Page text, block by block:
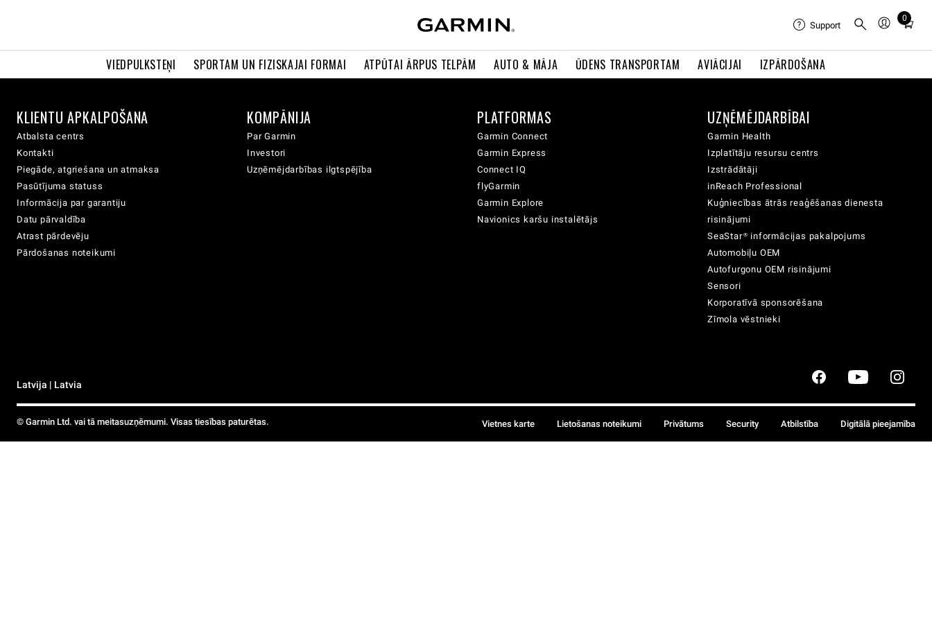
VIEDPULKSTEŅI SPORTAM UN FIZISKAJAI FORMAI ATPŪTAI ĀRPUS TELPĀM AUTO & MĀJA ŪDENS TRANSPORTAM AVIĀCIJAI IZPĀRDOŠANA
Support
0
Total
in
KLIENTU APKALPOŠANA
Atbalsta centrs
Kontakti
Piegāde, atgriešana un atmaksa
Pasūtījuma statuss
Informācija par garantiju
Datu pārvaldība
Atrast pārdevēju
Pārdošanas noteikumi
KOMPĀNIJA
Par Garmin
Investori
Uzņēmējdarbības ilgtspējība
PLATFORMAS
Garmin Connect
Garmin Express
Connect IQ
flyGarmin
Garmin Explore
Navionics karšu instalētājs
UZŅĒMĒJDARBĪBAI
Garmin Health
Izplatītāju resursu centrs
Izstrādātāji
inReach Professional
Kuģniecības ātrās reaģēšanas dienesta
risinājumi
SeaStar® informācijas pakalpojums
Automobiļu OEM
Autofurgonu OEM risinājumi
Sensori
Korporatīvā sponsorēšana
Zīmola vēstnieki
Latvija | Latvia
© Garmin Ltd. vai tā meitasuzņēmumi. Visas tiesības paturētas. Vietnes karte Lietošanas noteikumi Privātums Security Atbilstība Digitālā pieejamība